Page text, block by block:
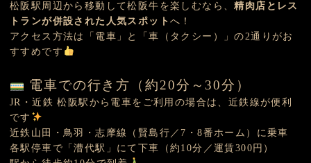
松阪駅周辺から移動して松阪牛を楽しむなら、精肉店とレス
トランが併設された人気スポット へ！
アクセス方法は「電車」と「車（タクシー）」の2通りがお
すすめです
電車での行き方（約20分～30分）
JR・近鉄 松阪駅から電車をご利用の場合は、近鉄線が便利
です
近鉄山田・鳥羽・志摩線（賢島行／7・8番ホーム）に乗車
各駅停車で「漕代駅」にて下車（約10分／運賃300円）